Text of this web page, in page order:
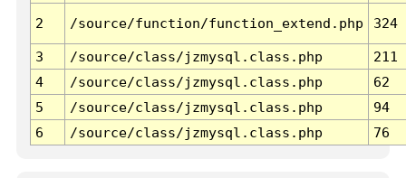
2 /source/function/function_extend.php 324
3 /source/class/jzmysql.class.php
211
4
/source/class/jzmysql.class.php
62
5
/source/class/jzmysql.class.php
94
6
/source/class/jzmysql.class.php 76